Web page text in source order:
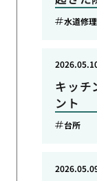
水道修理
キッチ
ント
台所